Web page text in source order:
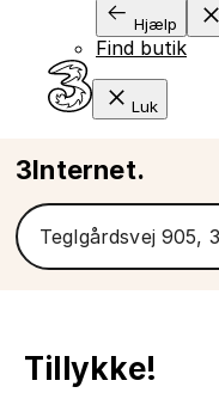
Hjælp
Find butik
Luk
3Internet.
Tillykke!